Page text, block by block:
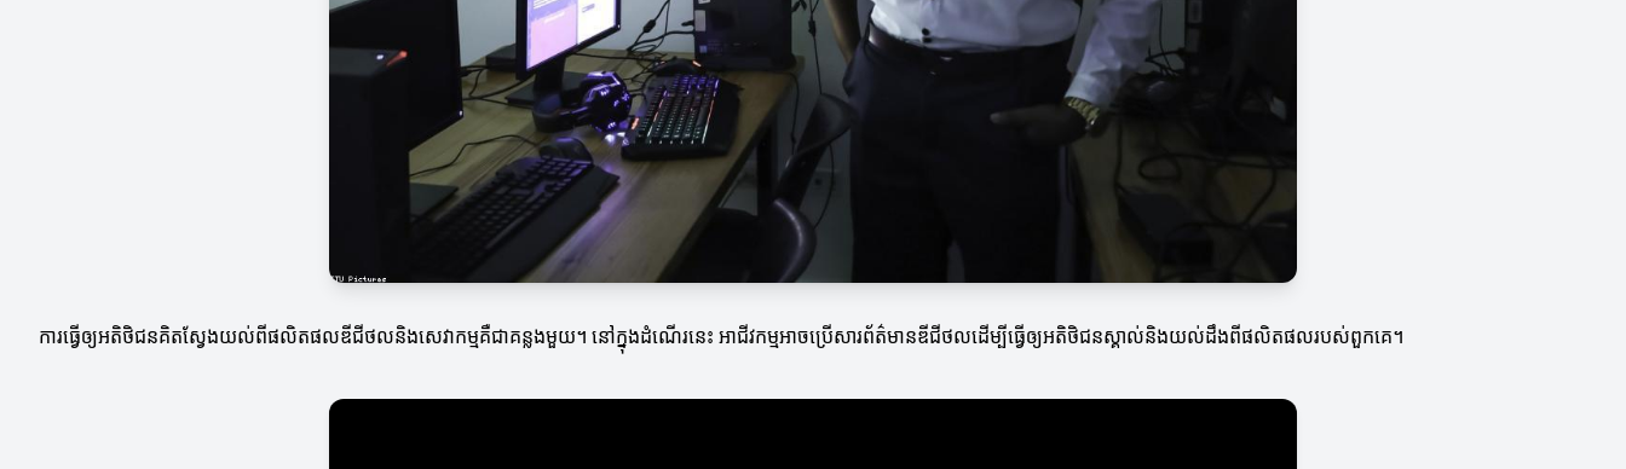
ការ​ធ្វើ​ឲ្យ​អតិថិជនគិតស្វែងយល់ពីផលិតផលឌីជីថលនិងសេវាកម្មគឺជាគន្លងមួយ។ នៅក្នុងដំណើរនេះ អាជីវកម្មអាចប្រើសារព័ត៌មានឌីជីថលដើម្បីធ្វើឲ្យអតិថិជនស្គាល់និងយល់ដឹងពីផលិតផលរបស់ពួកគេ។